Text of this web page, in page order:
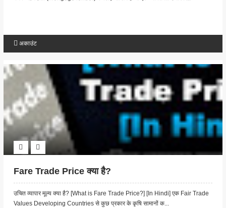
अकाउंट
Fare Trade Price क्या है?
उचित व्यापार मूल्य क्या है? [What is Fare Trade Price?] [In Hindi] एक Fair Trade
Values Developing Countries से कुछ प्रकार के कृषि सामानों क...